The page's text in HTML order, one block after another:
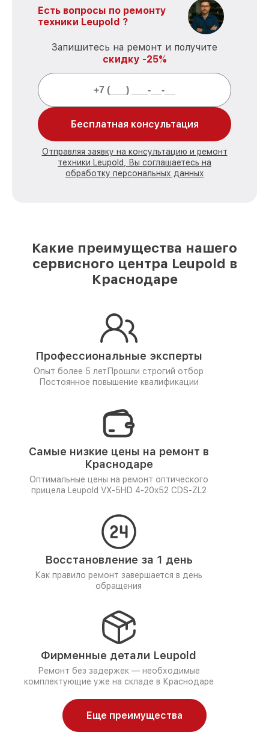
Есть вопросы по ремонту
техники Leupold ?
Запишитесь на ремонт и получите
скидку -25%
Бесплатная консультация
Отправляя заявку на консультацию и ремонт
техники Leupold, Вы соглашаетесь на
обработку персональных данных
Какие преимущества нашего
сервисного центра Leupold в
Краснодаре
Профессиональные эксперты
Опыт более 5 лет Прошли строгий отбор
Постоянное повышение квалификации
Самые низкие цены на ремонт в
Краснодаре
Оптимальные цены на ремонт оптического
прицела Leupold VX-5HD 4-20x52 CDS-ZL2
Восстановление за 1 день
Как правило ремонт завершается в день
обращения
Фирменные детали Leupold
Ремонт без задержек — необходимые
комплектующие уже на складе в Краснодаре
Еще преимущества